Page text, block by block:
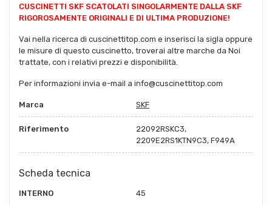
CUSCINETTI SKF SCATOLATI SINGOLARMENTE DALLA SKF
RIGOROSAMENTE ORIGINALI E DI ULTIMA PRODUZIONE!
Vai nella ricerca di cuscinettitop.com e inserisci la sigla oppure
le misure di questo cuscinetto, troverai altre marche da Noi
trattate, con i relativi prezzi e disponibilità.
Per informazioni invia e-mail a info@cuscinettitop.com
Marca SKF
Riferimento
22092RSKC3,
2209E2RS1KTN9C3, F949A
Scheda tecnica
INTERNO 45